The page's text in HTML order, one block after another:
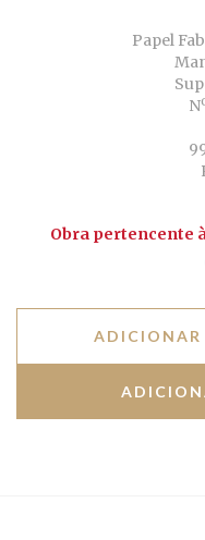
Papel
Obra pertencente
ADICIONAR